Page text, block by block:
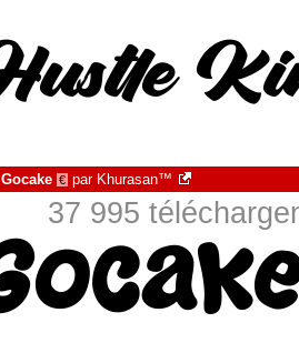
Gocake € par Khurasan™
37 995